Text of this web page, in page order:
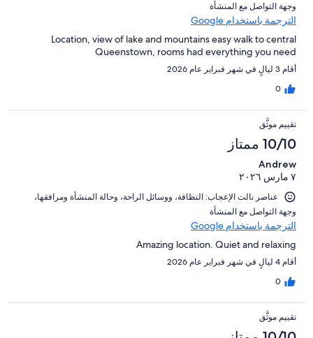
و⁦جهة التواصل مع المنشأة⁩
الترجمة باستخدام Google
Location, view of lake and mountains easy walk to central
Queenstown, rooms had everything you need
أقام 3 ليالٍ في شهر فبراير عام 2026
0
تقييم موثَّق
10/10 ممتاز
Andrew
٧ مارس ٢٠٢٦
عناصر نالت الإعجاب: ⁦النظافة⁩، و⁦وسائل الراحة⁩، و⁦حالة المنشأة ومرافقها⁩،
و⁦جهة التواصل مع المنشأة⁩
الترجمة باستخدام Google
Amazing location. Quiet and relaxing
أقام 4 ليالٍ في شهر فبراير عام 2026
0
تقييم موثَّق